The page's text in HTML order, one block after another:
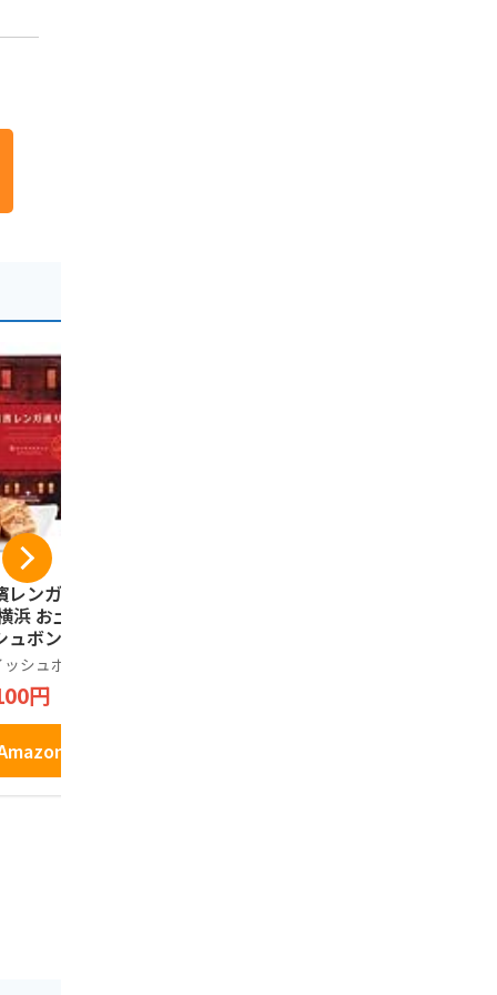
レンガ通り12個
浜 お土産 ウイ
ュボン お取り寄
フト 贈答用 お
焼菓子 お年賀
元 お歳暮 帰省
プレゼント お
シュボン
円
で見る